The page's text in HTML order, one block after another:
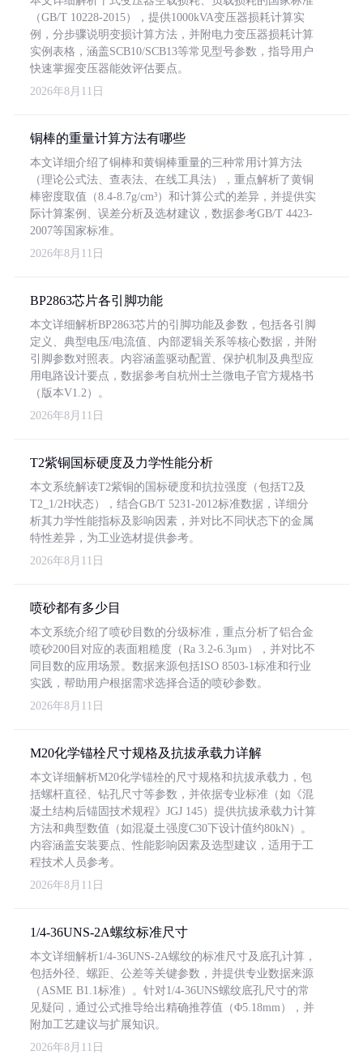
（GB/T 10228-2015），提供1000kVA变压器损耗计算实
例，分步骤说明变损计算方法，并附电力变压器损耗计算
实例表格，涵盖SCB10/SCB13等常见型号参数，指导用户
快速掌握变压器能效评估要点。
2026年8月11日
铜棒的重量计算方法有哪些
本文详细介绍了铜棒和黄铜棒重量的三种常用计算方法
（理论公式法、查表法、在线工具法），重点解析了黄铜
棒密度取值（8.4-8.7g/cm³）和计算公式的差异，并提供实
际计算案例、误差分析及选材建议，数据参考GB/T 4423-
2007等国家标准。
2026年8月11日
BP2863芯片各引脚功能
本文详细解析BP2863芯片的引脚功能及参数，包括各引脚
定义、典型电压/电流值、内部逻辑关系等核心数据，并附
引脚参数对照表。内容涵盖驱动配置、保护机制及典型应
用电路设计要点，数据参考自杭州士兰微电子官方规格书
（版本V1.2）。
2026年8月11日
T2紫铜国标硬度及力学性能分析
本文系统解读T2紫铜的国标硬度和抗拉强度（包括T2及
T2_1/2H状态），结合GB/T 5231-2012标准数据，详细分
析其力学性能指标及影响因素，并对比不同状态下的金属
特性差异，为工业选材提供参考。
2026年8月11日
喷砂都有多少目
本文系统介绍了喷砂目数的分级标准，重点分析了铝合金
喷砂200目对应的表面粗糙度（Ra 3.2-6.3μm），并对比不
同目数的应用场景。数据来源包括ISO 8503-1标准和行业
实践，帮助用户根据需求选择合适的喷砂参数。
2026年8月11日
M20化学锚栓尺寸规格及抗拔承载力详解
本文详细解析M20化学锚栓的尺寸规格和抗拔承载力，包
括螺杆直径、钻孔尺寸等参数，并依据专业标准（如《混
凝土结构后锚固技术规程》JGJ 145）提供抗拔承载力计算
方法和典型数值（如混凝土强度C30下设计值约80kN）。
内容涵盖安装要点、性能影响因素及选型建议，适用于工
程技术人员参考。
2026年8月11日
1/4-36UNS-2A螺纹标准尺寸
本文详细解析1/4-36UNS-2A螺纹的标准尺寸及底孔计算，
包括外径、螺距、公差等关键参数，并提供专业数据来源
（ASME B1.1标准）。针对1/4-36UNS螺纹底孔尺寸的常
见疑问，通过公式推导给出精确推荐值（Φ5.18mm），并
附加工艺建议与扩展知识。
2026年8月11日